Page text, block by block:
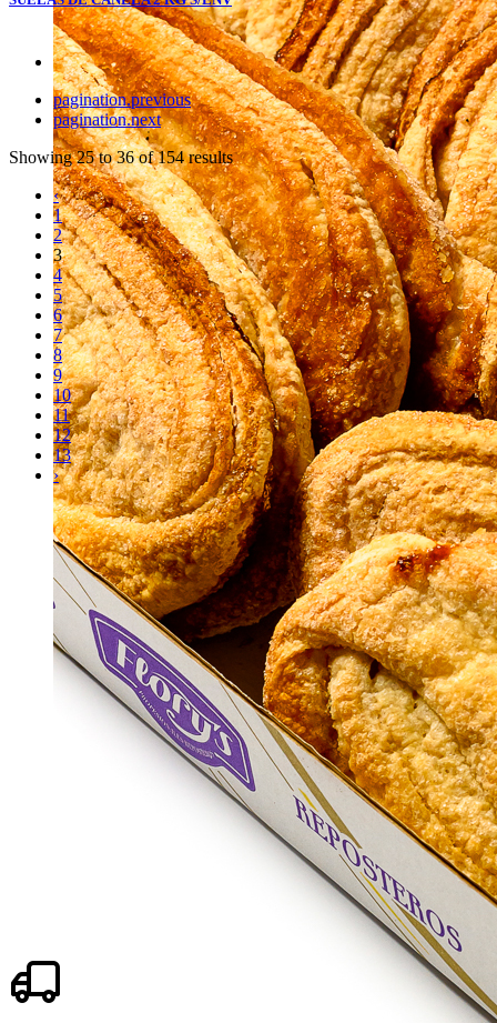
pagination.previous
pagination.next
Showing25to36of154results
‹
1
2
3
4
5
6
7
8
9
10
11
12
13
›